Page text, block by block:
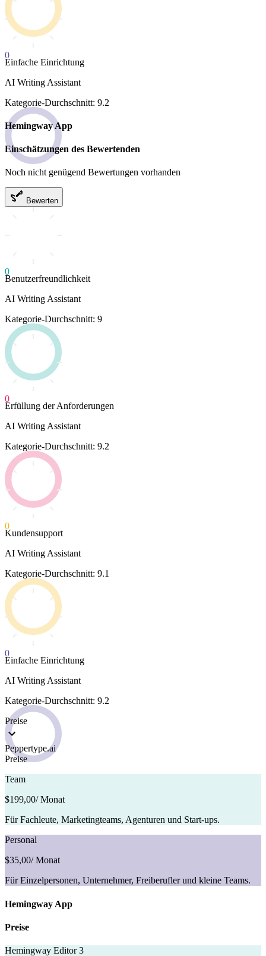
0
Einfache Einrichtung
AI Writing Assistant
Kategorie-Durchschnitt: 9.2
Hemingway App
Einschätzungen des Bewertenden
Noch nicht genügend Bewertungen vorhanden
Bewerten
0
Benutzerfreundlichkeit
AI Writing Assistant
Kategorie-Durchschnitt: 9
0
Erfüllung der Anforderungen
AI Writing Assistant
Kategorie-Durchschnitt: 9.2
0
Kundensupport
AI Writing Assistant
Kategorie-Durchschnitt: 9.1
0
Einfache Einrichtung
AI Writing Assistant
Kategorie-Durchschnitt: 9.2
Preise
Peppertype.ai
Preise
Team
$199,00/ Monat
Für Fachleute, Marketingteams, Agenturen und Start-ups.
Personal
$35,00/ Monat
Für Einzelpersonen, Unternehmer, Freiberufler und kleine Teams.
Hemingway App
Preise
Hemingway Editor 3